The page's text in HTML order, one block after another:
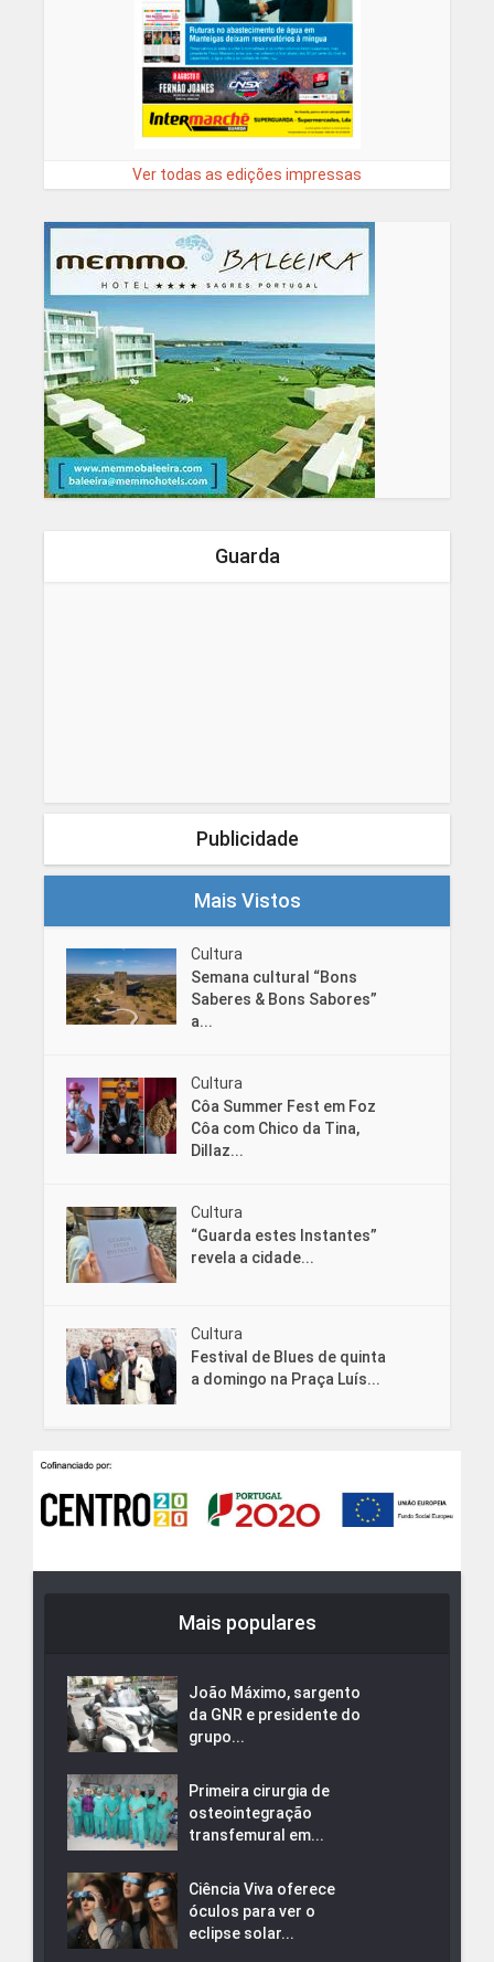
Ver todas as edições impressas
Guarda
Publicidade
Mais Vistos
Cultura
Semana cultural “Bons
Saberes & Bons Sabores”
a...
Cultura
Côa Summer Fest em Foz
Côa com Chico da Tina,
Dillaz...
Cultura
“Guarda estes Instantes”
revela a cidade...
Cultura
Festival de Blues de quinta
a domingo na Praça Luís...
Mais populares
João Máximo, sargento
da GNR e presidente do
grupo...
Primeira cirurgia de
osteointegração
transfemural em...
Ciência Viva oferece
óculos para ver o
eclipse solar...